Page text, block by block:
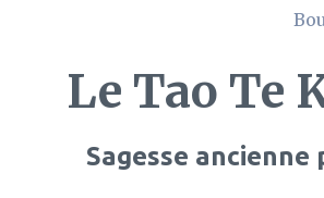
Le Tao Te
Sagesse